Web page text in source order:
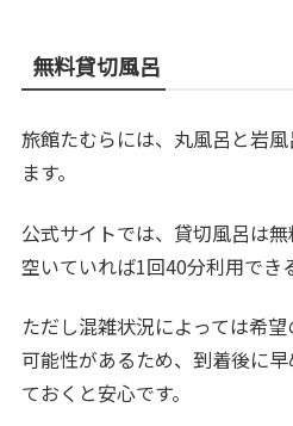
無料貸切風呂
旅館たむらには、丸風呂と岩
ます。
公式サイトでは、貸切風呂は無
空いていれば1回40分利用でき
ただし混雑状況によっては希
可能性があるため、到着後に
ておくと安心です。